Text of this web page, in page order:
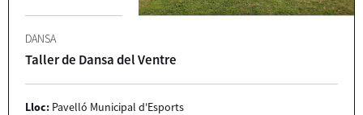
DANSA
Taller de Dansa del Ventre
Lloc: Pavelló Municipal d'Esports